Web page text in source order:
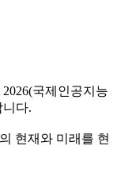
국제인공지능
다.
현재와 미래를 현